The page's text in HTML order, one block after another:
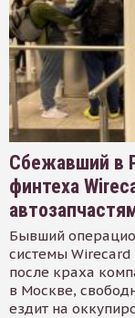
Сбежавший в
финтеха
Бывший
системы
после краха
в Москве,
ездит на